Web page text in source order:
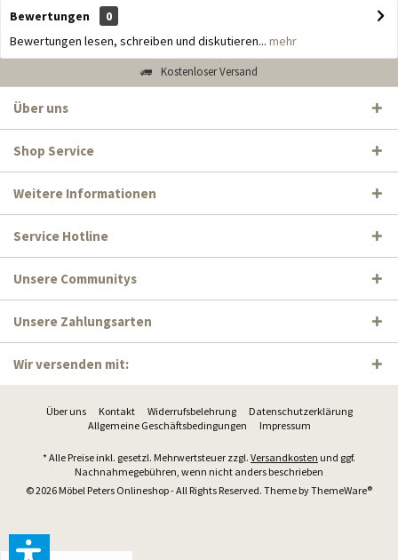
Bewertungen
0
Bewertungen lesen, schreiben und diskutieren... mehr
Kostenloser Versand
Über uns
Shop Service
Weitere Informationen
Service Hotline
Unsere Communitys
Unsere Zahlungsarten
Wir versenden mit:
Über uns Kontakt Widerrufsbelehrung
Datenschutzerklärung
Allgemeine Geschäftsbedingungen
Impressum
* Alle Preise inkl. gesetzl. Mehrwertsteuer zzgl. Versandkosten und ggf.
Nachnahmegebühren, wenn nicht anders beschrieben
© 2026 Möbel Peters Onlineshop - All Rights Reserved. Theme byThemeWare®